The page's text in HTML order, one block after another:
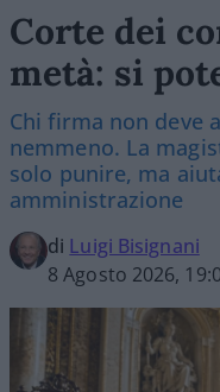
Corte dei
metà: si
Chi firma non deve
nemmeno. La
solo punire, ma
amministrazione
di Luigi Bisignani
8 Agosto 2026,